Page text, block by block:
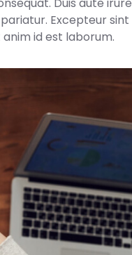
Excepteur sint
id est laborum.